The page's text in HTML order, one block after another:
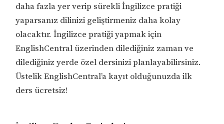
daha fazla yer verip sürekli İngilizce pratiği
yaparsanız dilinizi geliştirmeniz daha kolay
olacaktır. İngilizce pratiği yapmak için
EnglishCentral üzerinden dilediğiniz zaman ve
dilediğiniz yerde özel dersinizi planlayabilirsiniz.
Üstelik EnglishCentral’a kayıt olduğunuzda ilk
ders ücretsiz!